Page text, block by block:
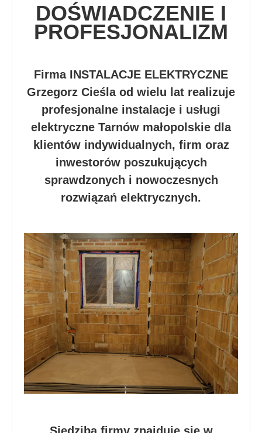
DOŚWIADCZENIE I
PROFESJONALIZM
Firma INSTALACJE ELEKTRYCZNE
Grzegorz Cieśla od wielu lat realizuje
profesjonalne instalacje i usługi
elektryczne Tarnów małopolskie dla
klientów indywidualnych, firm oraz
inwestorów poszukujących
sprawdzonych i nowoczesnych
rozwiązań elektrycznych.